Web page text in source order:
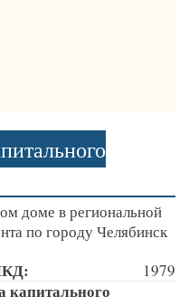
доме в региональной
по городу Челябинск
1979
капитального